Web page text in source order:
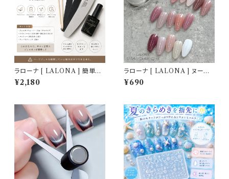
ラローナ [ LALONA ] 簡単セ
ット ジェルオフリムーバー セット
( 説明書付 )
¥2,180
ラローナ [ LALONA ] ヌード
カラージェルNCP( 15色から )
ジェルネイル/ネイル/オフィスカ
¥690